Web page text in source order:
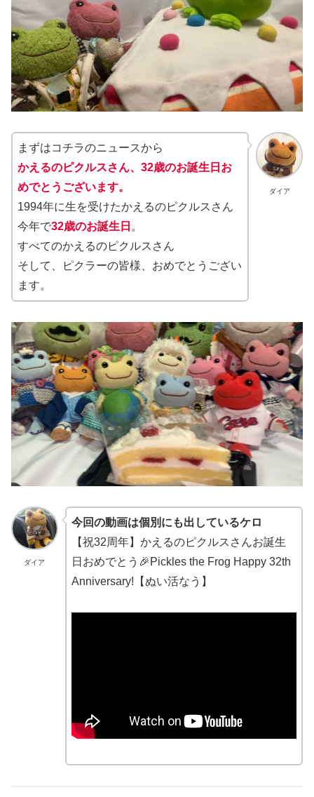
ダイア
まずはコチラのニュースから
かえるのピクルスさん、32歳のお誕生日お
めでとうございます。
1994年に生を受けたかえるのピクルスさん
今年で32歳のお誕生日 。
すべてのかえるのピクルスさん
そして、ピクラーの皆様、おめでとうござい
ます。
ダイア
今回の動画は個別にも出しているケロ
【祝32周年】かえるのピクルスさんお誕生
日おめでとう🎉Pickles the Frog Happy 32th
Anniversary!【ぬい活なう】